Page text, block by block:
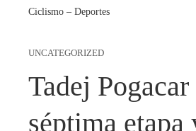
Ciclismo – Deportes
UNCATEGORIZED
Tadej
séptima etapa